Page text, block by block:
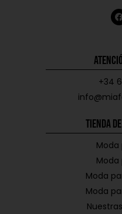
+34
Tienda
Moda
Moda
Moda
Moda
Nuestras